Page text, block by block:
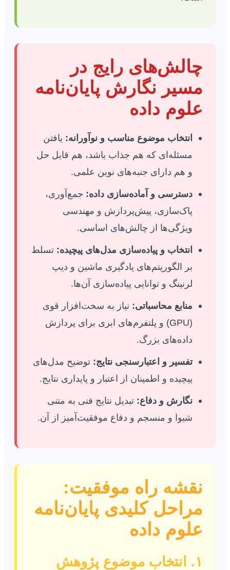
چالش‌های رایج در
مسیر نگارش پایان‌نامه
علوم داده
انتخاب موضوع مناسب و نوآورانه: یافتن
مسئله‌ای که هم جذاب باشد، هم قابل حل
و هم دارای جنبه‌های نوین علمی.
دسترسی و آماده‌سازی داده: جمع‌آوری،
پاک‌سازی، پیش‌پردازش و مهندسی
ویژگی‌ها از چالش‌های اساسی.
انتخاب و پیاده‌سازی مدل‌های پیچیده: تسلط
بر الگوریتم‌های یادگیری ماشین و دیپ
لرنینگ و توانایی پیاده‌سازی آن‌ها.
منابع محاسباتی: نیاز به سخت‌افزار قوی
(GPU) و پلتفرم‌های ابری برای پردازش
داده‌های بزرگ.
تفسیر و اعتبارسنجی نتایج: توضیح مدل‌های
پیچیده و اطمینان از اعتبار و پایداری نتایج.
نگارش و دفاع: تبدیل نتایج فنی به متنی
شیوا و منسجم و دفاع موفقیت‌آمیز از آن.
نقشه راه موفقیت:
مراحل کلیدی پایان‌نامه
علوم داده
۱. انتخاب موضوع پژوهش